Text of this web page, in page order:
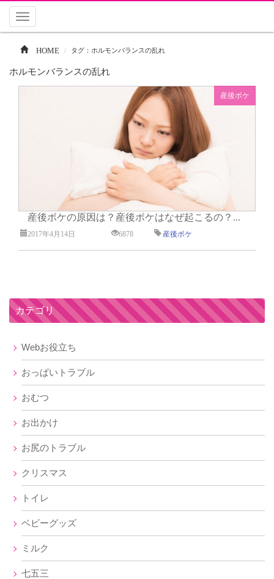
Toggle
HOME タグ：ホルモンバランスの乱れ
ホルモンバランスの乱れ
産後ボケ
産後ボケの原因は？産後ボケはなぜ起こるの？...
2017年4月14日 6878 産後ボケ
カテゴリ
Webお役立ち
おっぱいトラブル
おむつ
お出かけ
お尻のトラブル
クリスマス
トイレ
ベビーグッズ
ミルク
七五三